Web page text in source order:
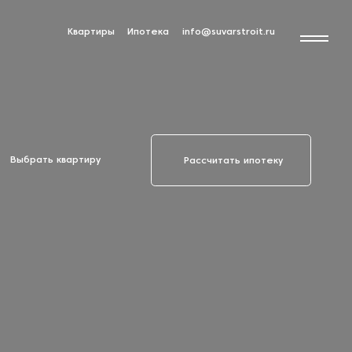
Квартиры Ипотека info@suvarstroit.ru
Выбрать квартиру Рассчитать ипотеку